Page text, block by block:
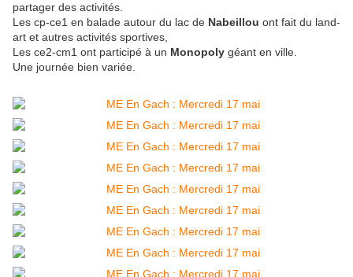
partager des activités.
Les cp-ce1 en balade autour du lac de Nabeillou ont fait du land-
art et autres activités sportives,
Les ce2-cm1 ont participé à un Monopoly géant en ville.
Une journée bien variée.